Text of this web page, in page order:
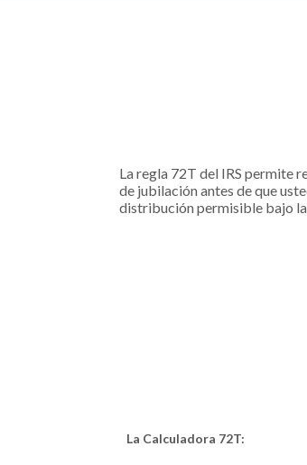
La regla 72T del IRS permite
de jubilación antes de que
distribución permisible bajo
La Calculadora 72T: